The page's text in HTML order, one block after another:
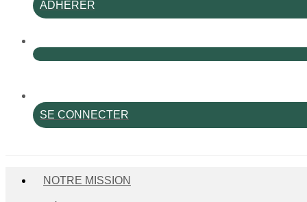
ADHÉRER
SE CONNECTER
NOTRE MISSION